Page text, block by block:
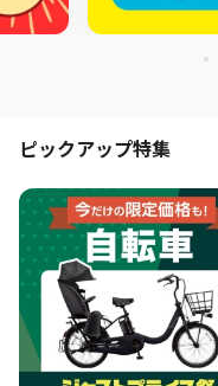
ピックアップ特集